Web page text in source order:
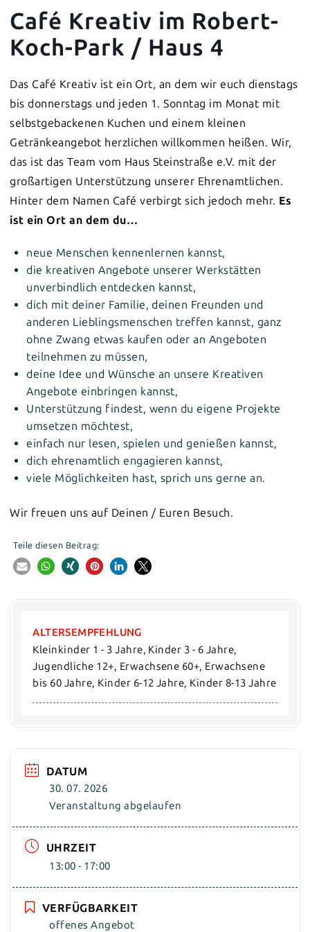
Café Kreativ im Robert-
Koch-Park / Haus 4
Das Café Kreativ ist ein Ort, an dem wir euch dienstags
bis donnerstags und jeden 1. Sonntag im Monat mit
selbstgebackenen Kuchen und einem kleinen
Getränkeangebot herzlichen willkommen heißen. Wir,
das ist das Team vom Haus Steinstraße e.V. mit der
großartigen Unterstützung unserer Ehrenamtlichen.
Hinter dem Namen Café verbirgt sich jedoch mehr. Es
ist ein Ort an dem du…
neue Menschen kennenlernen kannst,
die kreativen Angebote unserer Werkstätten
unverbindlich entdecken kannst,
dich mit deiner Familie, deinen Freunden und
anderen Lieblingsmenschen treffen kannst, ganz
ohne Zwang etwas kaufen oder an Angeboten
teilnehmen zu müssen,
deine Idee und Wünsche an unsere Kreativen
Angebote einbringen kannst,
Unterstützung findest, wenn du eigene Projekte
umsetzen möchtest,
einfach nur lesen, spielen und genießen kannst,
dich ehrenamtlich engagieren kannst,
viele Möglichkeiten hast, sprich uns gerne an.
Wir freuen uns auf Deinen / Euren Besuch.
Teile diesen Beitrag:
ALTERSEMPFEHLUNG
Kleinkinder 1 - 3 Jahre, Kinder 3 - 6 Jahre,
Jugendliche 12+, Erwachsene 60+, Erwachsene
bis 60 Jahre, Kinder 6-12 Jahre, Kinder 8-13 Jahre
DATUM
30. 07. 2026
Veranstaltung abgelaufen
UHRZEIT
13:00 - 17:00
VERFÜGBARKEIT
offenes Angebot